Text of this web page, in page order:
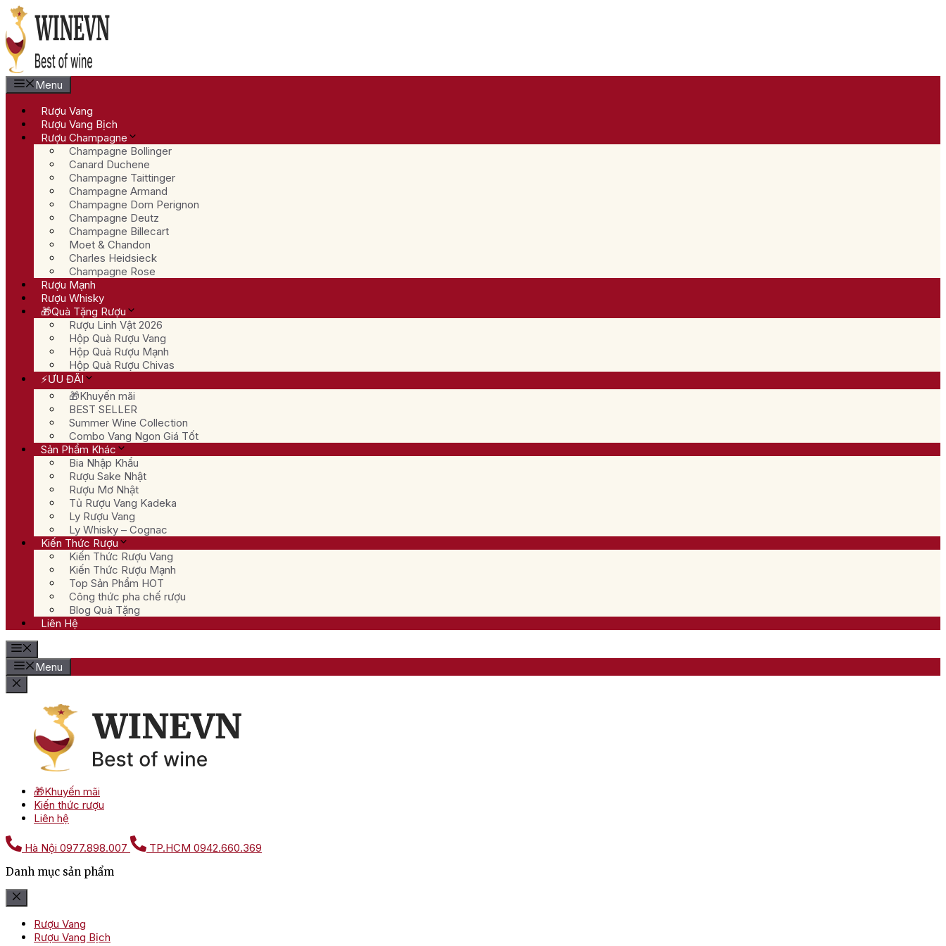
Chuyển
đến
nội
dung
Menu
Rượu Vang
Rượu Vang Bịch
Rượu Champagne
Champagne Bollinger
Canard Duchene
Champagne Taittinger
Champagne Armand
Champagne Dom Perignon
Champagne Deutz
Champagne Billecart
Moet & Chandon
Charles Heidsieck
Champagne Rose
Rượu Mạnh
Rượu Whisky
🎁Quà Tặng Rượu
Rượu Linh Vật 2026
Hộp Quà Rượu Vang
Hộp Quà Rượu Mạnh
Hộp Quà Rượu Chivas
⚡ƯU ĐÃI
🎁Khuyến mãi
BEST SELLER
Summer Wine Collection
Combo Vang Ngon Giá Tốt
Sản Phẩm Khác
Bia Nhập Khẩu
Rượu Sake Nhật
Rượu Mơ Nhật
Tủ Rượu Vang Kadeka
Ly Rượu Vang
Ly Whisky – Cognac
Kiến Thức Rượu
Kiến Thức Rượu Vang
Kiến Thức Rượu Mạnh
Top Sản Phẩm HOT
Công thức pha chế rượu
Blog Quà Tặng
Liên Hệ
Menu
🎁Khuyến mãi
Kiến thức rượu
Liên hệ
Hà Nội 0977.898.007 TP.HCM 0942.660.369
Danh mục sản phẩm
Rượu Vang
Rượu Vang Bịch